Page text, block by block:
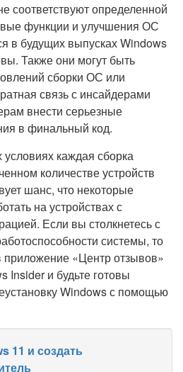
соответствуют определенной
функции и улучшения ОС
в будущих выпусках Windows
Также они могут быть
сборки ОС или
связь с инсайдерами
внести серьезные
в финальный код.
каждая сборка
количестве устройств
шанс, что некоторые
на устройствах с
Если вы столкнетесь с
системы, то
«Центр отзывов»
и будьте готовы
Windows с помощью
11 и создать